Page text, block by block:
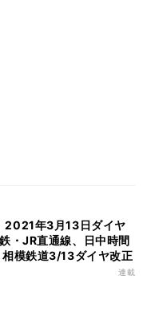
2021年3月13日ダイヤ
・JR直通線、日中時間
模鉄道3/13ダイヤ改正
連載